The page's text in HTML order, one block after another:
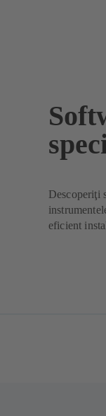
Descoperiţi
eficient